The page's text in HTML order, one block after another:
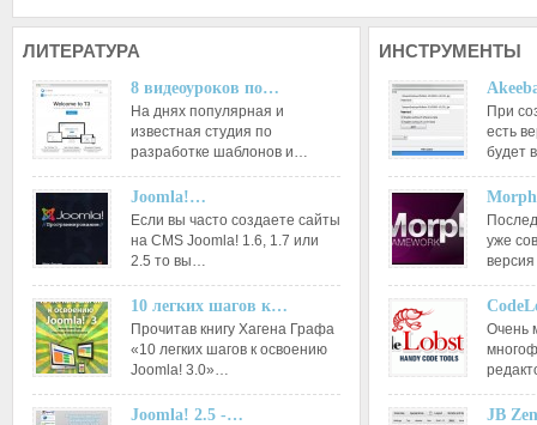
ЛИТЕРАТУРА
8 видеоуроков по…
На днях популярная и
известная студия по
разработке шаблонов и…
Joomla!…
Если вы часто создаете сайты
на CMS Joomla! 1.6, 1.7 или
2.5 то вы…
10 легких шагов к…
Прочитав книгу Хагена Графа
«10 легких шагов к освоению
Joomla! 3.0»…
Joomla! 2.5 -…
ИНСТРУМЕНТЫ
При
есть
будет
уже
Очень
JB